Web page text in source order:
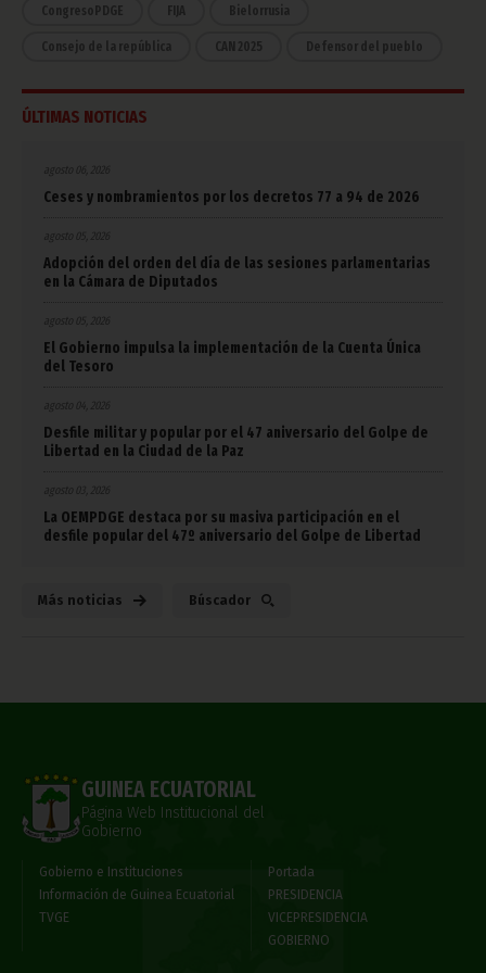
CongresoPDGE FIJA Bielorrusia
Consejo de la república CAN 2025 Defensor del pueblo
ÚLTIMAS NOTICIAS
agosto 06, 2026
Ceses y nombramientos por los decretos 77 a 94 de 2026
agosto 05, 2026
Adopción del orden del día de las sesiones parlamentarias
en la Cámara de Diputados
agosto 05, 2026
El Gobierno impulsa la implementación de la Cuenta Única
del Tesoro
agosto 04, 2026
Desfile militar y popular por el 47 aniversario del Golpe de
Libertad en la Ciudad de la Paz
agosto 03, 2026
La OEMPDGE destaca por su masiva participación en el
desfile popular del 47º aniversario del Golpe de Libertad
Más noticias Búscador
GUINEA ECUATORIAL
Página Web Institucional del
Gobierno
Gobierno e Instituciones
Información de Guinea Ecuatorial
TVGE
Portada
PRESIDENCIA
VICEPRESIDENCIA
GOBIERNO